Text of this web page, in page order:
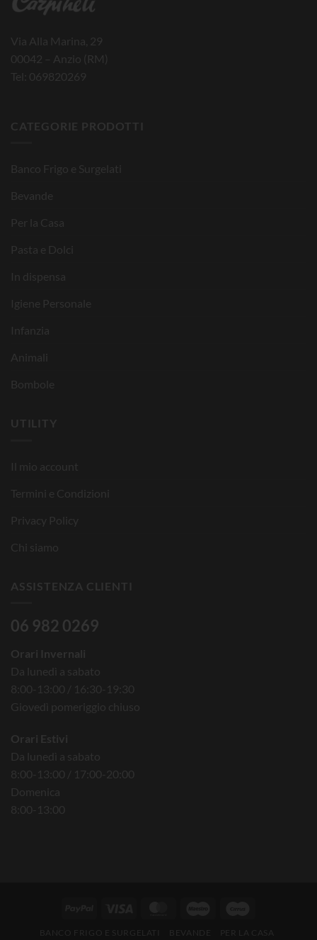
Via Alla Marina, 29
00042 – Anzio (RM)
Tel: 069820269
CATEGORIE PRODOTTI
Banco Frigo e Surgelati
Bevande
Per la Casa
Pasta e Dolci
In dispensa
Igiene Personale
Infanzia
Animali
Bombole
UTILITY
Il mio account
Termini e Condizioni
Privacy Policy
Chi siamo
ASSISTENZA CLIENTI
06 982 0269
Orari Invernali
Da lunedì a sabato
8:00-13:00 / 16:30-19:30
Giovedì pomeriggio chiuso
Orari Estivi
Da lunedì a sabato
8:00-13:00 / 17:00-20:00
Domenica
8:00-13:00